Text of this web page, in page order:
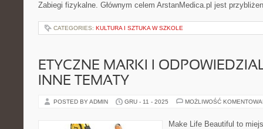
Zabiegi fizykalne. Głównym celem ArstanMedica.pl jest
CATEGORIES: KULTURA I SZTUKA W SZKOLE
ETYCZNE MARKI I
INNE TEMATY
POSTED BY ADMIN GRU - 11 - 2025 MOŻLIWOŚĆ
Make Life Beautiful to